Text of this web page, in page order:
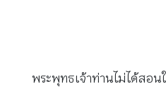
พระพุทธเจ้าท่านไม่ได้สอ